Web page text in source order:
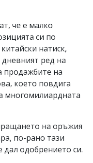
че е малко
си по
натиск,
ред на
продажбите на
което повдига
многомилиардната
на оръжия
по-рано тази
одобрението си.